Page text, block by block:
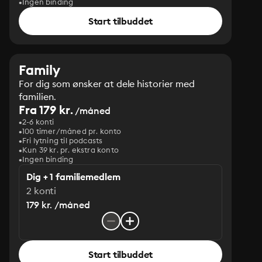
Start tilbuddet
Family
For dig som ønsker at dele historier med
familien.
Fra 179 kr./måned
2-6 konti
100 timer/måned pr. konto
Fri lytning til podcasts
Kun 39 kr. pr. ekstra konto
Ingen binding
Dig + 1 familiemedlem
2 konti
179 kr. /måned
Start tilbuddet